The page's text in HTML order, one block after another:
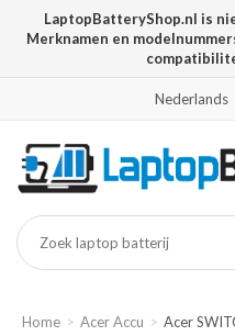
LaptopBatteryShop.nl is
Merknamen en
Nederlands
Home Acer Accu Acer